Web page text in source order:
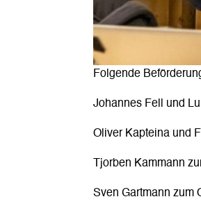
Folgende
Johannes Fell und
Oliver Kapteina und
Tjorben Kammann
Sven Gartmann zum